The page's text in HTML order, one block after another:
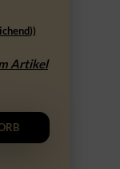
Artikel